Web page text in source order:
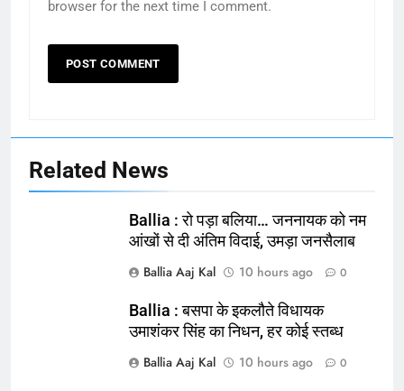
browser for the next time I comment.
Related News
Ballia : रो पड़ा बलिया… जननायक को नम
आंखों से दी अंतिम विदाई, उमड़ा जनसैलाब
Ballia Aaj Kal
10 hours ago 0
Ballia : बसपा के इकलौते विधायक
उमाशंकर सिंह का निधन, हर कोई स्तब्ध
Ballia Aaj Kal
10 hours ago 0